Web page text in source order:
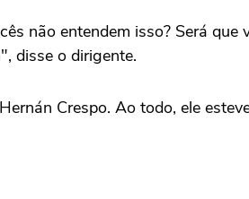
não entendem isso? Será
disse o dirigente.
Crespo. Ao todo, ele